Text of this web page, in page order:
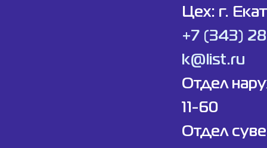
Цех: г.
+7 (343)
k@list.ru
Отдел
11-60
Отдел